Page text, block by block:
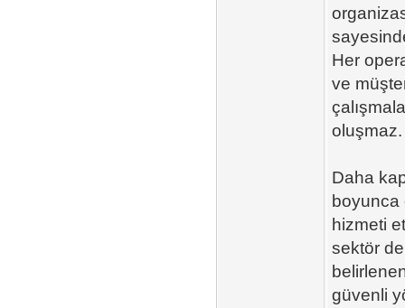
Her
ve
oluşmaz.
Daha
boyunca
hizmeti
sektör
güvenli